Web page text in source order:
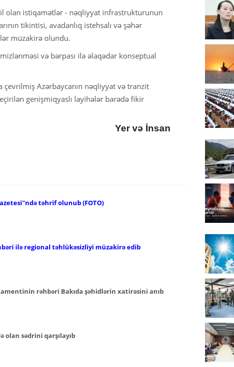
olan istiqamətlər - nəqliyyat infrastrukturunun
tikintisi, avadanlıq istehsalı və şəhər
müzakirə olundu.
və bərpası ilə əlaqədar konseptual
çevrilmiş Azərbaycanın nəqliyyat və tranzit
genişmiqyaslı layihələr barədə fikir
Yer və İnsan
təhrif olunub (FOTO)
ilə regional təhlükəsizliyi müzakirə edib
rəhbəri Bakıda şəhidlərin xatirəsini anıb
olan sədrini qarşılayıb